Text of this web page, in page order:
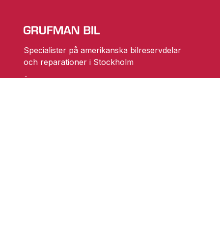
Specialister på amerikanska bilreservdelar
och reparationer i Stockholm
Ändra cookieinställningar